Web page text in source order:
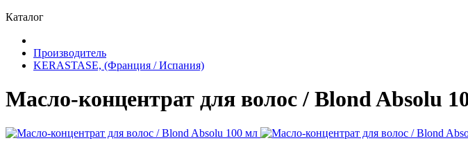
Каталог
Производитель
KERASTASE, (Франция / Испания)
Масло-концентрат для волос / Blond Absolu